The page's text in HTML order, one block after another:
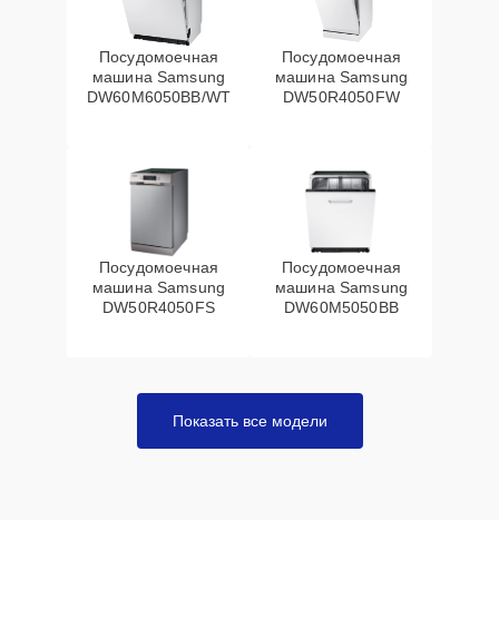
Посудомоечная
машина Samsung
DW60M6050BB/WT
Посудомоечная
машина Samsung
DW50R4050FW
Посудомоечная
машина Samsung
DW50R4050FS
Посудомоечная
машина Samsung
DW60M5050BB
Показать все модели